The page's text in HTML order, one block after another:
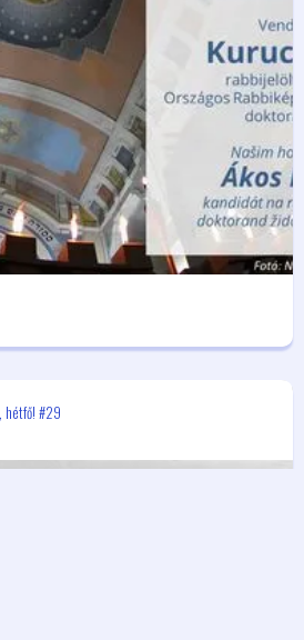
hétfő! #29